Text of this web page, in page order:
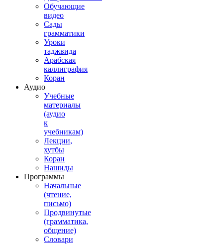
Обучающие
видео
Сады
грамматики
Уроки
таджвида
Арабская
каллиграфия
Коран
Аудио
Учебные
материалы
(аудио
к
учебникам)
Лекции,
хутбы
Коран
Нашиды
Программы
Начальные
(чтение,
письмо)
Продвинутые
(грамматика,
общение)
Словари